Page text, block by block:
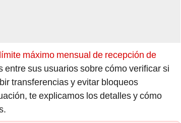
máximo mensual de recepción de
entre sus usuarios sobre cómo verificar si
transferencias y evitar bloqueos
te explicamos los detalles y cómo